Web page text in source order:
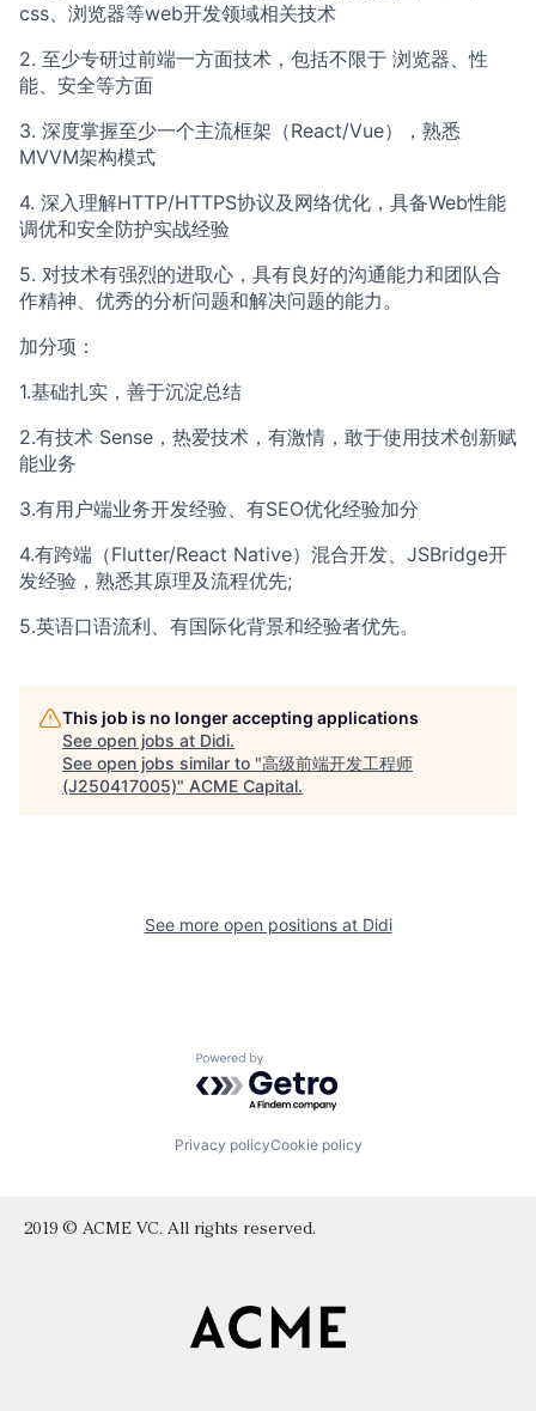
css、浏览器等web开发领域相关技术
2. 至少专研过前端一方面技术，包括不限于 浏览器、性
能、安全等方面
3. 深度掌握至少一个主流框架（React/Vue），熟悉
MVVM架构模式
4. 深入理解HTTP/HTTPS协议及网络优化，具备Web性能
调优和安全防护实战经验
5. 对技术有强烈的进取心，具有良好的沟通能力和团队合
作精神、优秀的分析问题和解决问题的能力。
加分项：
1.基础扎实，善于沉淀总结
2.有技术 Sense，热爱技术，有激情，敢于使用技术创新赋
能业务
3.有用户端业务开发经验、有SEO优化经验加分
4.有跨端（Flutter/React Native）混合开发、JSBridge开
发经验，熟悉其原理及流程优先;
5.英语口语流利、有国际化背景和经验者优先。
This job is no longer accepting applications
See open jobs at Didi.
See open jobs similar to "高级前端开发工程师
(J250417005)" ACME Capital.
See more open positions at Didi
Powered by Getro.com
Privacy policyCookie policy
2019 © ACME VC. All rights reserved.